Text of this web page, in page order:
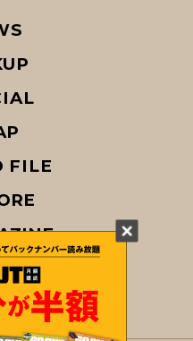
FILE